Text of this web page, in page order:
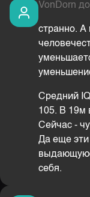
VonDorn
странно. А
Средний
105. В 19м
Сейчас -
Да еще
себя.